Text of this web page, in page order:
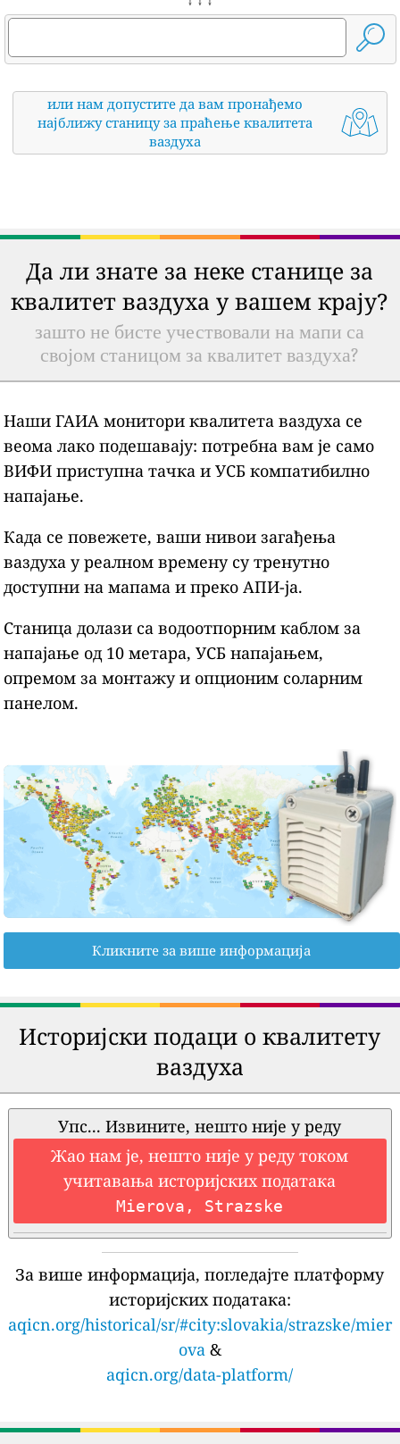
или нам допустите да вам пронађемо
најближу станицу за праћење квалитета
ваздуха
Да ли знате за неке станице за
квалитет ваздуха у вашем крају?
зашто не бисте учествовали на мапи са
својом станицом за квалитет ваздуха?
Наши ГАИА монитори квалитета ваздуха се
веома лако подешавају: потребна вам је само
ВИФИ приступна тачка и УСБ компатибилно
напајање.
Када се повежете, ваши нивои загађења
ваздуха у реалном времену су тренутно
доступни на мапама и преко АПИ-ја.
Станица долази са водоотпорним каблом за
напајање од 10 метара, УСБ напајањем,
опремом за монтажу и опционим соларним
панелом.
Кликните за више информација
Историјски подаци о квалитету
ваздуха
Упс... Извините, нешто није у реду
Жао нам је, нешто није у реду током
учитавања историјских података
Mierova, Strazske
За више информација, погледајте платформу
историјских података:
aqicn.org/historical/sr/#city:slovakia/strazske/mier
ova &
aqicn.org/data-platform/